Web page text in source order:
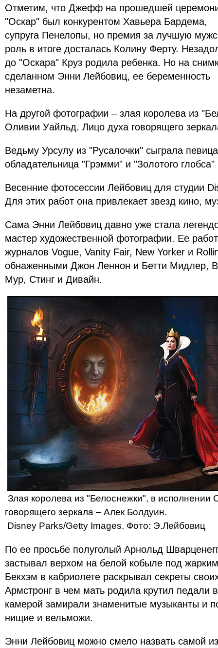
Отметим, что Джефф на прошедшей
"Оскар" был конкурентом Хавьера Бардема,
супруга Пенелопы, но премия за лучшую
роль в итоге досталась Колину Ферту.
до "Оскара" Круз родила ребенка. Но на
сделанном Энни Лейбовиц, ее беременность
незаметна.
На другой фотографии – злая королева из
Оливии Уайльд. Лицо духа говорящего
Ведьму Урсулу из "Русалочки" сыграла
обладательница "Грэмми" и "Золотого
Весенние фотосессии Лейбовиц для студии
Для этих работ она привлекает звезд кино,
Сама Энни Лейбовиц давно уже стала
мастер художественной фотографии. Ее
журналов Vogue, Vanity Fair, New Yorker и
обнаженными Джон Леннон и Бетти Мидлер,
Мур, Стинг и Дивайн.
Злая королева из "Белоснежки", в исполнении
говорящего зеркала – Алек Болдуин.
Disney Parks/Getty Images. Фото: Э.Лейбовиц
По ее просьбе полуголый Арнольд
застывал верхом на белой кобыле под
Бекхэм в кабриолете раскрывал секреты
Армстронг в чем мать родила крутил педали
камерой замирали знаменитые музыканты и
нищие и вельможи.
Энни Лейбовиц можно смело назвать самой